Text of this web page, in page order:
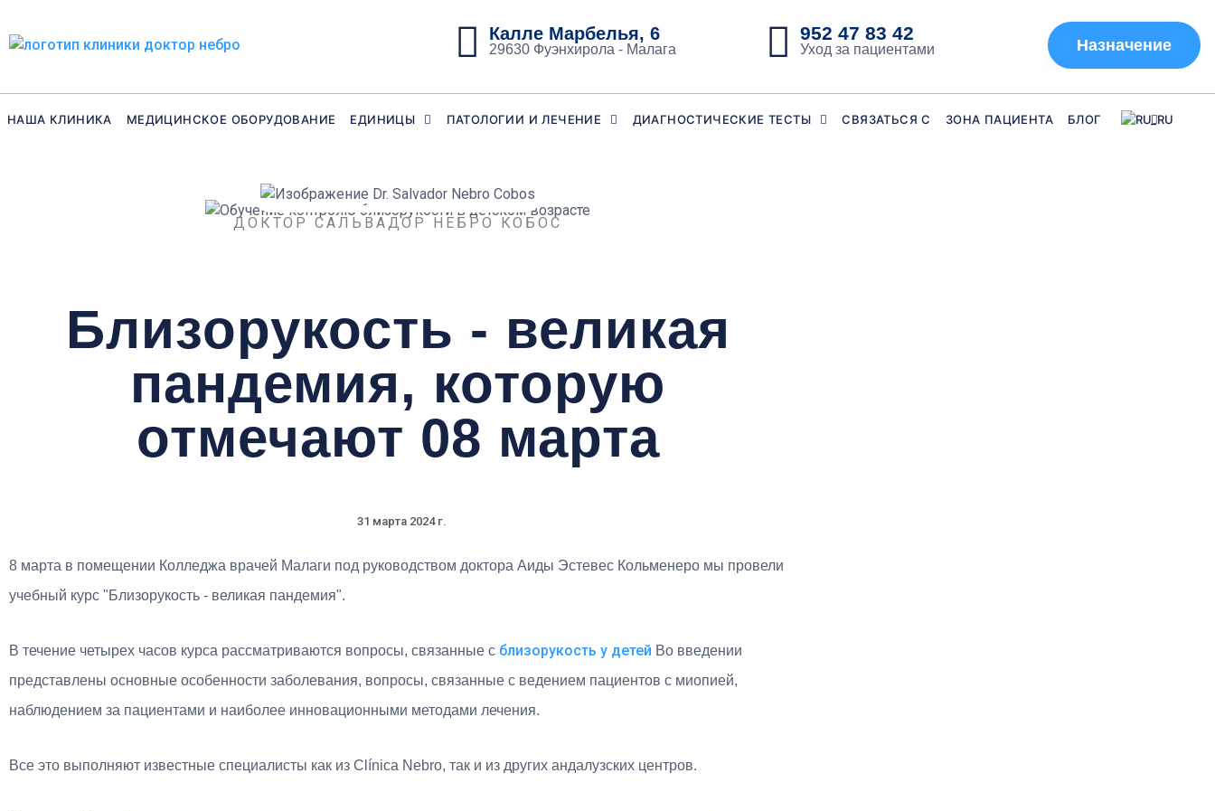
содержанию
Калле Марбелья, 6
29630 Фуэнхирола - Малага
952 47 83 42
Уход за пациентами Назначение
НАША КЛИНИКА МЕДИЦИНСКОЕ ОБОРУДОВАНИЕ ЕДИНИЦЫ ПАТОЛОГИИ И ЛЕЧЕНИЕ ДИАГНОСТИЧЕСКИЕ ТЕСТЫ СВЯЗАТЬСЯ С ЗОНА ПАЦИЕНТА БЛОГ
ДОКТОР САЛЬВАДОР НЕБРО КОБОС
Близорукость - великая
пандемия, которую
отмечают 08 марта
31 марта 2024 г.
8 марта в помещении Колледжа врачей Малаги под руководством доктора Аиды Эстевес Кольменеро мы провели
учебный курс "Близорукость - великая пандемия".
В течение четырех часов курса рассматриваются вопросы, связанные с близорукость у детей Во введении
представлены основные особенности заболевания, вопросы, связанные с ведением пациентов с миопией,
наблюдением за пациентами и наиболее инновационными методами лечения.
Все это выполняют известные специалисты как из Clínica Nebro, так и из других андалузских центров.